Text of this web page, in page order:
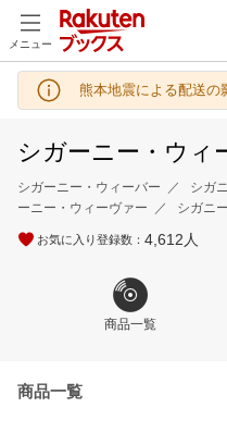
メニュー
熊本地震による配送の
シガーニー・ウィ
シガーニー・ウィーバー シガ
ーニー・ウィーヴァー
シガニ
お気に入り登録数： 4,612 人
商品一覧
商品一覧